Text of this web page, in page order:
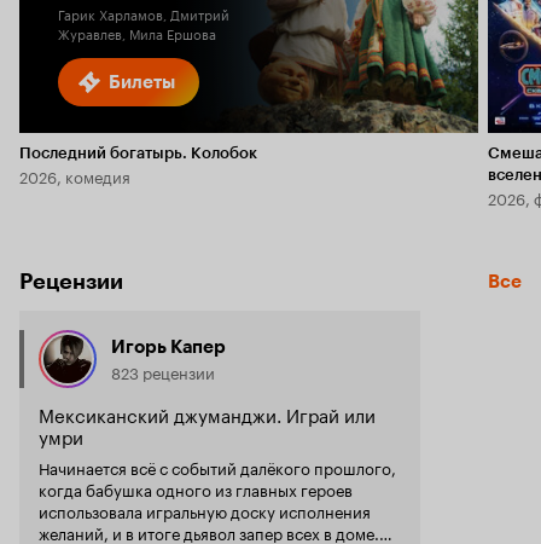
Билеты
Гарик Харламов, Дмитрий
Журавлев, Мила Ершова
Последний богатырь. Колобок
2026, комедия
2026,
Рецензии Все
Игорь Капер
823 рецензии
Мексиканский джуманджи. Играй или
умри
Начинается всё с событий далёкого прошлого,
когда бабушка одного из главных героев
использовала игральную доску исполнения
желаний, и в итоге дьявол запер всех в доме.